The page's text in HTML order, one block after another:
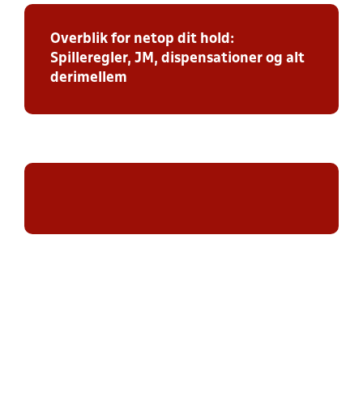
Overblik for netop dit hold:
Spilleregler, JM, dispensationer og alt
derimellem